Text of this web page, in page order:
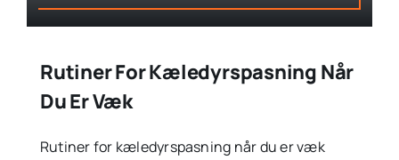
Rutiner For Kæledyrspasning Når
Du Er Væk
Rutiner for kæledyrspasning når du er væk